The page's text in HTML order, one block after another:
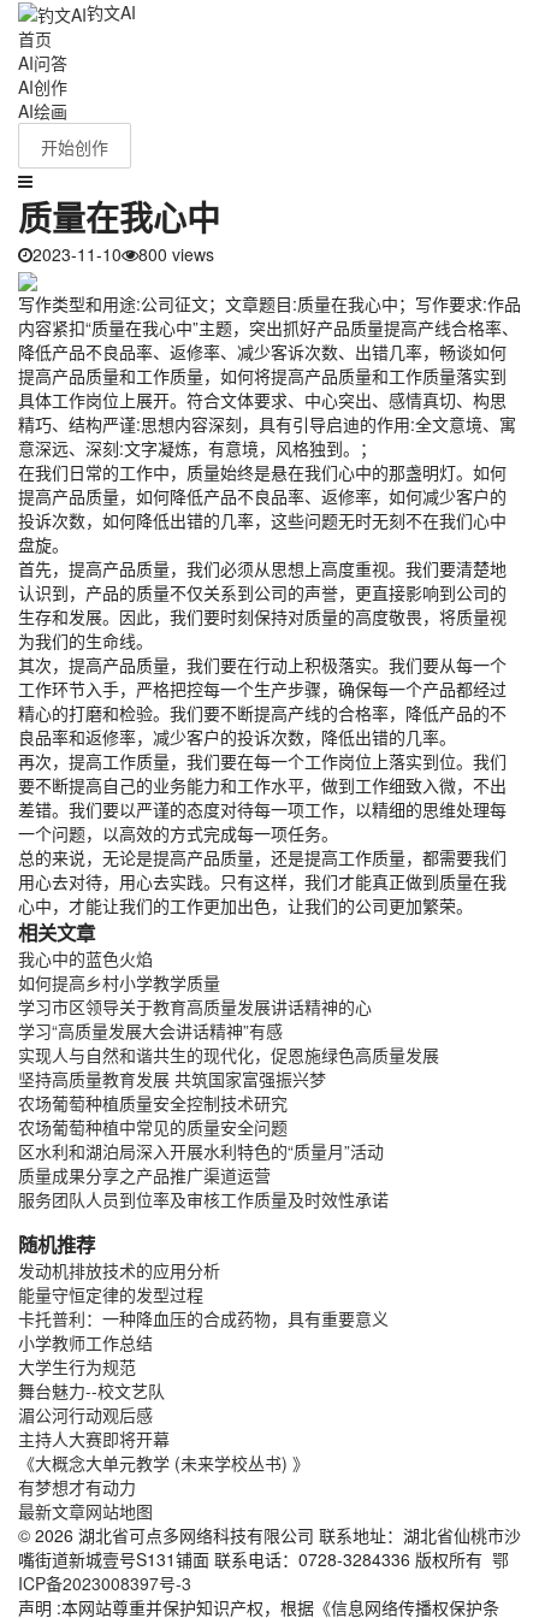
钓文AI
首页
AI问答
AI创作
AI绘画
开始创作
质量在我心中
2023-11-10 800 views
写作类型和用途:公司征文；文章题目:质量在我心中；写作要求:作品
内容紧扣“质量在我心中”主题，突出抓好产品质量提高产线合格率、
降低产品不良品率、返修率、减少客诉次数、出错几率，畅谈如何
提高产品质量和工作质量，如何将提高产品质量和工作质量落实到
具体工作岗位上展开。符合文体要求、中心突出、感情真切、构思
精巧、结构严谨:思想内容深刻，具有引导启迪的作用:全文意境、寓
意深远、深刻:文字凝炼，有意境，风格独到。；
在我们日常的工作中，质量始终是悬在我们心中的那盏明灯。如何
提高产品质量，如何降低产品不良品率、返修率，如何减少客户的
投诉次数，如何降低出错的几率，这些问题无时无刻不在我们心中
盘旋。
首先，提高产品质量，我们必须从思想上高度重视。我们要清楚地
认识到，产品的质量不仅关系到公司的声誉，更直接影响到公司的
生存和发展。因此，我们要时刻保持对质量的高度敬畏，将质量视
为我们的生命线。
其次，提高产品质量，我们要在行动上积极落实。我们要从每一个
工作环节入手，严格把控每一个生产步骤，确保每一个产品都经过
精心的打磨和检验。我们要不断提高产线的合格率，降低产品的不
良品率和返修率，减少客户的投诉次数，降低出错的几率。
再次，提高工作质量，我们要在每一个工作岗位上落实到位。我们
要不断提高自己的业务能力和工作水平，做到工作细致入微，不出
差错。我们要以严谨的态度对待每一项工作，以精细的思维处理每
一个问题，以高效的方式完成每一项任务。
总的来说，无论是提高产品质量，还是提高工作质量，都需要我们
用心去对待，用心去实践。只有这样，我们才能真正做到质量在我
心中，才能让我们的工作更加出色，让我们的公司更加繁荣。
相关文章
我心中的蓝色火焰
如何提高乡村小学教学质量
学习市区领导关于教育高质量发展讲话精神的心
学习“高质量发展大会讲话精神”有感
实现人与自然和谐共生的现代化，促恩施绿色高质量发展
坚持高质量教育发展 共筑国家富强振兴梦
农场葡萄种植质量安全控制技术研究
农场葡萄种植中常见的质量安全问题
区水利和湖泊局深入开展水利特色的“质量月”活动
质量成果分享之产品推广渠道运营
服务团队人员到位率及审核工作质量及时效性承诺
随机推荐
发动机排放技术的应用分析
能量守恒定律的发型过程
卡托普利：一种降血压的合成药物，具有重要意义
小学教师工作总结
大学生行为规范
舞台魅力--校文艺队
湄公河行动观后感
主持人大赛即将开幕
《大概念大单元教学 (未来学校丛书) 》
有梦想才有动力
最新文章网站地图
© 2026 湖北省可点多网络科技有限公司 联系地址：湖北省仙桃市沙
嘴街道新城壹号S131铺面 联系电话：0728-3284336 版权所有 鄂
ICP备2023008397号-3
声明 :本网站尊重并保护知识产权，根据《信息网络传播权保护条